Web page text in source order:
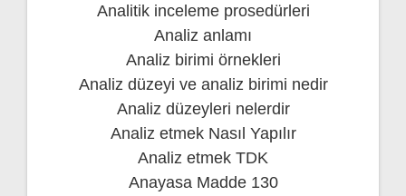
Analitik inceleme prosedürleri
Analiz anlamı
Analiz birimi örnekleri
Analiz düzeyi ve analiz birimi nedir
Analiz düzeyleri nelerdir
Analiz etmek Nasıl Yapılır
Analiz etmek TDK
Anayasa Madde 130